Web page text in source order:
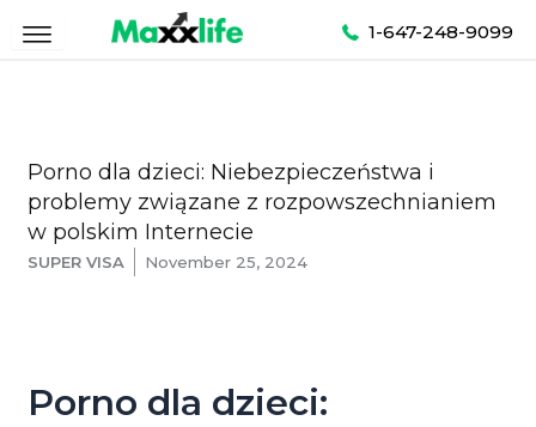
1-647-248-9099
Porno dla dzieci: Niebezpieczeństwa i
problemy związane z rozpowszechnianiem
w polskim Internecie
SUPER VISA November 25, 2024
Porno dla dzieci: